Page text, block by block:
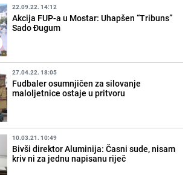
22.09.22. 14:12
Akcija FUP-a u Mostar: Uhapšen “Tribuns”
Sado Đugum
27.04.22. 18:05
Fudbaler osumnjičen za silovanje
maloljetnice ostaje u pritvoru
10.03.21. 10:49
Bivši direktor Aluminija: Časni sude, nisam
kriv ni za jednu napisanu riječ